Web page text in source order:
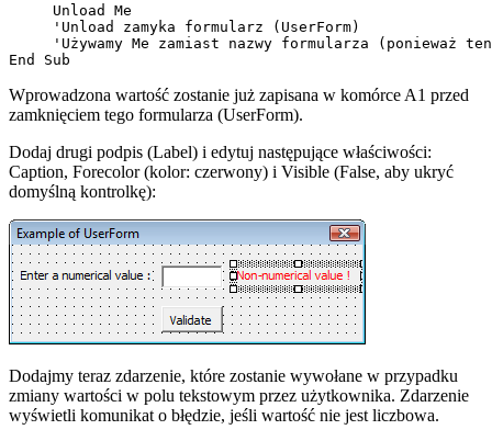
     Unload Me
     'Unload zamyka formularz (UserForm)
'Używamy Me zamiast nazwy formularza (ponieważ
Wprowadzona wartość zostanie już zapisana w komórce A1 przed
zamknięciem tego formularza (UserForm).
Dodaj drugi podpis (Label) i edytuj następujące właściwości:
Caption, Forecolor (kolor: czerwony) i Visible (False, aby ukryć
domyślną kontrolkę):
Dodajmy teraz zdarzenie, które zostanie wywołane w przypadku
zmiany wartości w polu tekstowym przez użytkownika. Zdarzenie
wyświetli komunikat o błędzie, jeśli wartość nie jest liczbowa.